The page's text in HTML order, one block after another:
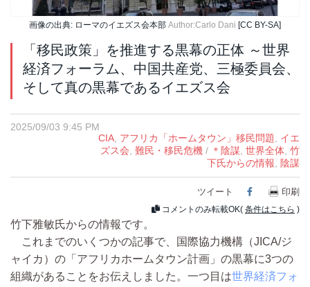
画像の出典: ローマのイエズス会本部 Author:Carlo Dani [CC BY-SA]
「移民政策」を推進する黒幕の正体 ～世界
経済フォーラム、中国共産党、三極委員会、
そして真の黒幕であるイエズス会
2025/09/03 9:45 PM
CIA アフリカ「ホームタウン」移民問題
イエ
ズス会 難民・移民危機 / ＊陰謀 世界全体 竹
下氏からの情報
陰謀
ツイート Facebook
印刷
コメントのみ転載OK( 条件はこちら )
竹下雅敏氏からの情報です。
これまでのいくつかの記事で、国際協力機構（JICA/ジ
ャイカ）の「アフリカホームタウン計画」の黒幕に3つの
組織があることをお伝えしました。一つ目は世界経済フォ